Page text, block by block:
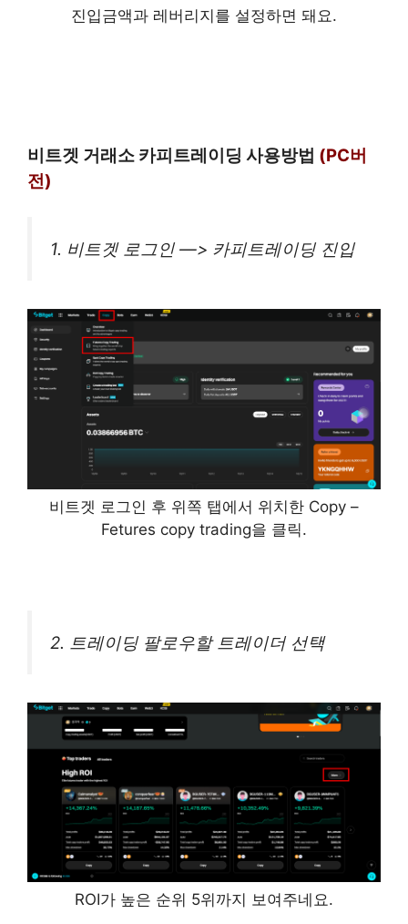
진입금액과 레버리지를 설정하면 돼요.
비트겟 거래소 카피트레이딩 사용방법 (PC버
전)
1. 비트겟 로그인 —> 카피트레이딩 진입
비트겟 로그인 후 위쪽 탭에서 위치한 Copy –
Fetures copy trading을 클릭.
2. 트레이딩 팔로우할 트레이더 선택
ROI가 높은 순위 5위까지 보여주네요.